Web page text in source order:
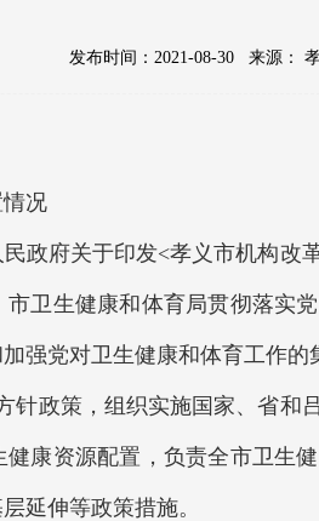
发布时间：2021-08-30 来源：
况
府关于印发<孝义市机构改
卫生健康和体育局贯彻落实
强党对卫生健康和体育工作的
政策，组织实施国家、省和
康资源配置，负责全市卫生
延伸等政策措施。